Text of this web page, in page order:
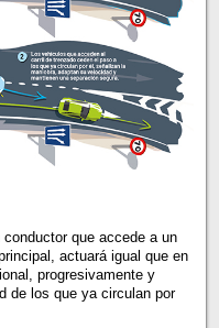
que accede a un
actuará igual que en
progresivamente y
de los que ya circulan por